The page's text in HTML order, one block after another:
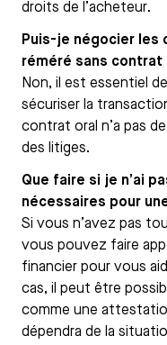
droits de l’acheteur.
Puis-je négocier les
réméré sans contrat
Non, il est essentiel
sécuriser la
contrat oral n’a pas
des litiges.
Que faire si je n’ai
nécessaires pour
Si vous n’avez pas
vous pouvez faire
financier pour vous
cas, il peut être
comme une
dépendra de la